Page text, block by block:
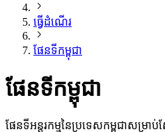
ធ្វើដំណើរ
ផែនទីកម្ពុជា
ផែនទីកម្ពុជា
ផែនទីអន្តរកម្មនៃប្រទេសកម្ពុជាសម្រ